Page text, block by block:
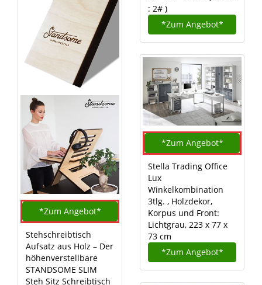
*Zum Angebot*
Stehschreibtisch
Aufsatz aus Holz – Der
höhenverstellbare
STANDSOME SLIM
Steh Sitz Schreibtisch
: 2# )
*Zum Angebot*
*Zum Angebot*
Stella Trading Office
Lux
Winkelkombination
3tlg. , Holzdekor,
Korpus und Front:
Lichtgrau, 223 x 77 x
73 cm
*Zum Angebot*